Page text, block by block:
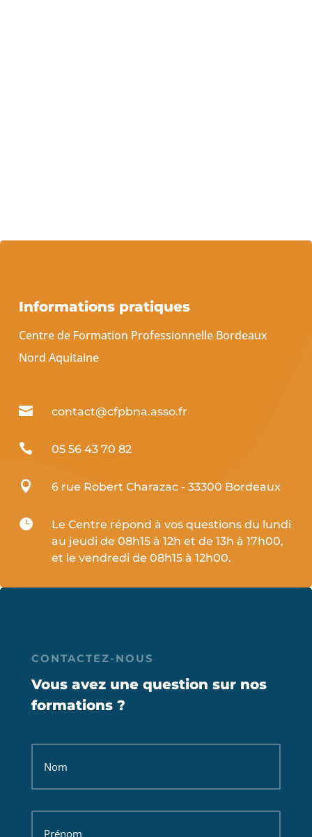
Informations pratiques
Centre de Formation Professionnelle Bordeaux
Nord Aquitaine
 contact@cfpbna.asso.fr
 05 56 43 70 82
 6 rue Robert Charazac - 33300 Bordeaux

Le Centre répond à vos questions du lundi
au jeudi de 08h15 à 12h et de 13h à 17h00,
et le vendredi de 08h15 à 12h00.
CONTACTEZ-NOUS
Vous avez une question sur nos
formations ?